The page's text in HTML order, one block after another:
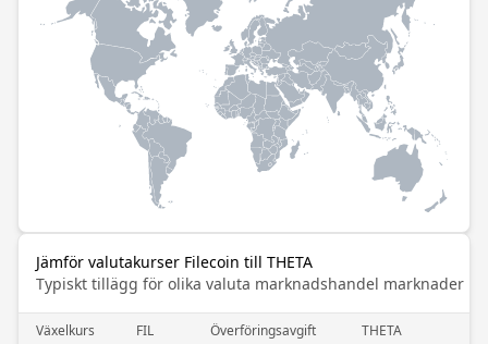
Jämför valutakurser Filecoin till THETA
Typiskt tillägg för olika valuta marknadshandel marknader
Växelkurs FIL Överföringsavgift THETA